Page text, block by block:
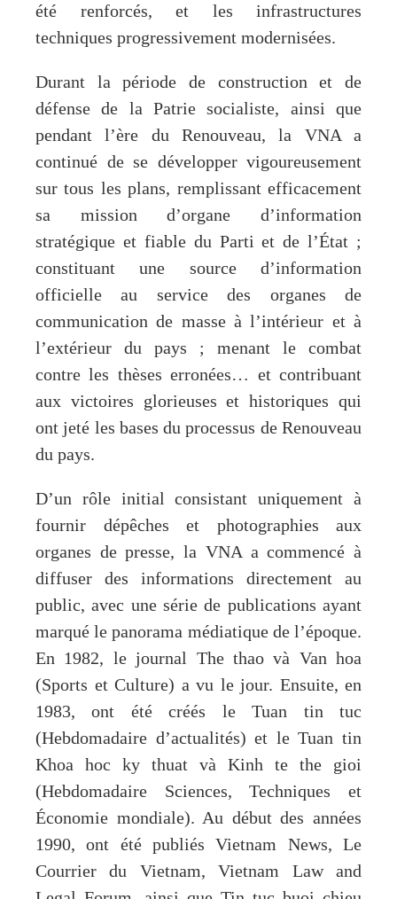
été renforcés, et les infrastructures
techniques progressivement modernisées.
Durant la période de construction et de
défense de la Patrie socialiste, ainsi que
pendant l’ère du Renouveau, la VNA a
continué de se développer vigoureusement
sur tous les plans, remplissant efficacement
sa mission d’organe d’information
stratégique et fiable du Parti et de l’État ;
constituant une source d’information
officielle au service des organes de
communication de masse à l’intérieur et à
l’extérieur du pays ; menant le combat
contre les thèses erronées… et contribuant
aux victoires glorieuses et historiques qui
ont jeté les bases du processus de Renouveau
du pays.
D’un rôle initial consistant uniquement à
fournir dépêches et photographies aux
organes de presse, la VNA a commencé à
diffuser des informations directement au
public, avec une série de publications ayant
marqué le panorama médiatique de l’époque.
En 1982, le journal The thao và Van hoa
(Sports et Culture) a vu le jour. Ensuite, en
1983, ont été créés le Tuan tin tuc
(Hebdomadaire d’actualités) et le Tuan tin
Khoa hoc ky thuat và Kinh te the gioi
(Hebdomadaire Sciences, Techniques et
Économie mondiale). Au début des années
1990, ont été publiés Vietnam News, Le
Courrier du Vietnam, Vietnam Law and